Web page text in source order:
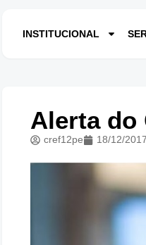
INSTITUCIONAL
Alerta do
cref12pe 18/12/2017